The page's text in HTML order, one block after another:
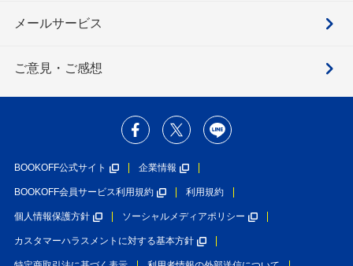
メールサービス
ご意見・ご感想
BOOKOFF公式サイト 企業情報
BOOKOFF会員サービス利用規約 利用規約
個人情報保護方針 ソーシャルメディアポリシー
カスタマーハラスメントに対する基本方針